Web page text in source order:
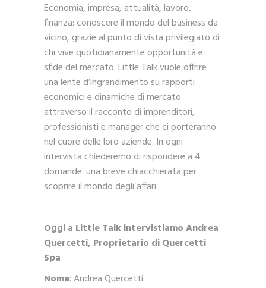
Economia, impresa, attualità, lavoro,
finanza: conoscere il mondo del business da
vicino, grazie al punto di vista privilegiato di
chi vive quotidianamente opportunità e
sfide del mercato. Little Talk vuole offrire
una lente d’ingrandimento su rapporti
economici e dinamiche di mercato
attraverso il racconto di imprenditori,
professionisti e manager che ci porteranno
nel cuore delle loro aziende. In ogni
intervista chiederemo di rispondere a 4
domande: una breve chiacchierata per
scoprire il mondo degli affari.
Oggi a Little Talk intervistiamo Andrea
Quercetti, Proprietario di Quercetti
Spa
Nome: Andrea Quercetti